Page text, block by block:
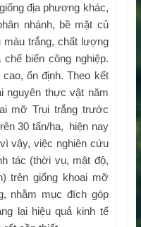
địa phương khác,
nhánh, bề mặt củ
màu trắng, chất lượng
biến công nghiệp.
ổn định. Theo kết
nguyên thực vật năm
mỡ Trụi trắng trước
30 tấn/ha, hiện nay
vậy, việc nghiên cứu
tác (thời vụ, mật độ,
trên giống khoai mỡ
nhằm mục đích góp
lại hiệu quả kinh tế